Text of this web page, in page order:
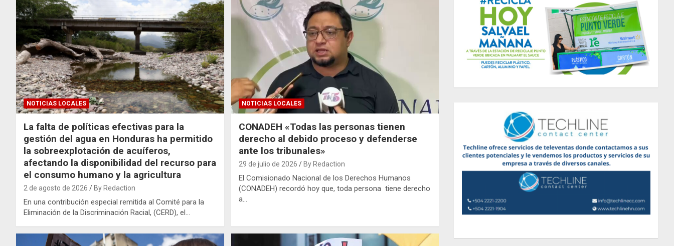
NOTICIAS LOCALES
La falta de políticas efectivas para la
gestión del agua en Honduras ha permitido
la sobreexplotación de acuíferos,
afectando la disponibilidad del recurso para
el consumo humano y la agricultura
2 de agosto de 2026 By Redaction
En una contribución especial remitida al Comité para la
Eliminación de la Discriminación Racial, (CERD), el…
NOTICIAS LOCALES
CONADEH «Todas las personas tienen
derecho al debido proceso y defenderse
ante los tribunales»
29 de julio de 2026 By Redaction
El Comisionado Nacional de los Derechos Humanos
(CONADEH) recordó hoy que, toda persona tiene derecho
a…